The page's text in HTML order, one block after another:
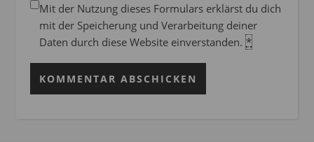
Mit der Nutzung dieses Formulars erklärst du dich
mit der Speicherung und Verarbeitung deiner
Daten durch diese Website einverstanden. *